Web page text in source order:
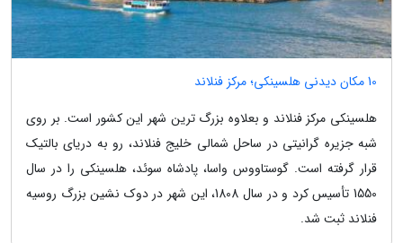
10 مکان دیدنی هلسینکی؛ مرکز فنلاند
هلسینکی مرکز فنلاند و بعلاوه بزرگ ترین شهر این کشور است. بر روی
شبه جزیره گرانیتی در ساحل شمالی خلیج فنلاند، رو به دریای بالتیک
قرار گرفته است. گوستاووس واسا، پادشاه سوئد، هلسینکی را در سال
1550 تأسیس کرد و در سال 1808، این شهر در دوک نشین بزرگ روسیه
فنلاند ثبت شد.